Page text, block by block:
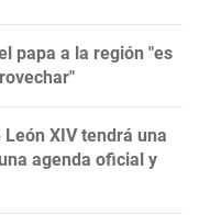
papa a la región "es
XIV tendrá una
agenda oficial y